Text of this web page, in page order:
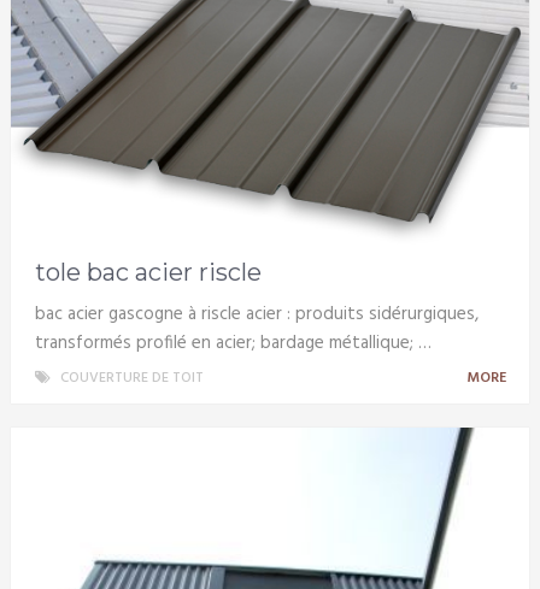
tole bac acier riscle
bac acier gascogne à riscle acier : produits sidérurgiques,
transformés profilé en acier; bardage métallique; …
COUVERTURE DE TOIT MORE